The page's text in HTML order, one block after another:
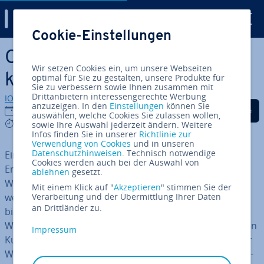
Zum Haupt­in­halt springen
Online-Shops: Ge­schwin­dig­
keit zählt!
IONOS Redaktion
31.01.2019
4 mins
Auf Facebook teilen
Auf Twitter teilen
Auf LinkedIn
Ein­zel­händ­ler haben im Lauf der letzten Jahr­zehn­te viel
Erfahrung gesammelt, um ihre Prozesse zu op­ti­mie­ren:
Wie platziere ich Produkte? Was ist relevant, was
weniger? Wie führe ich den Kunden zum Produkt und
biete ihm auf dem Weg dorthin weitere Kauf­an­rei­ze?
Womit locke ich Kunden in den Laden? Wie binde ich den
Kunden an mich? Längst sind in solche Fragen nicht nur
Wer­be­agen­tu­ren, sondern auch Psy­cho­lo­gen ein­ge­bun­
Cookie-Einstellungen
Wir setzen Cookies ein, um unsere Webseiten
optimal für Sie zu gestalten, unsere Produkte für
Sie zu verbessern sowie Ihnen zusammen mit
Drittanbietern interessengerechte Werbung
anzuzeigen. In den Einstellungen können Sie
auswählen, welche Cookies Sie zulassen wollen,
sowie Ihre Auswahl jederzeit ändern. Weitere
Infos finden Sie in unserer Richtlinie zur
Verwendung von Cookies und in unseren
Datenschutzhinweisen. Technisch notwendige
Cookies werden auch bei der Auswahl von
ablehnen gesetzt.
Mit einem Klick auf "Akzeptieren" stimmen Sie der
Verarbeitung und der Übermittlung Ihrer Daten
an Drittländer zu.
Impressum